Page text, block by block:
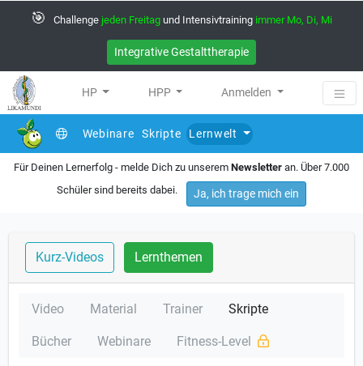
🎯 Challenge jeden Freitag und Intensivtraining immer Mo, Di, Mi
Integrative Gestalttherapie
HP HPP Anmelden
Webinare Skripte Lernwelt
Für Deinen Lernerfolg - melde Dich zu unserem Newsletter an. Über 7.000
Schüler sind bereits dabei.
Ja, ich trage mich ein
Kurz-Videos Lernthemen
Video Material Trainer Skripte
Bücher Webinare Fitness-Level